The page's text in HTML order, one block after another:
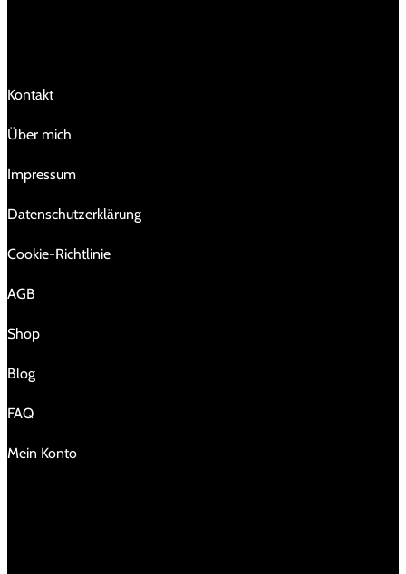
Kontakt
Über mich
Impressum
Da­ten­schutz­er­klä­rung
Cookie-Richtlinie
AGB
Shop
Blog
FAQ
Mein Konto